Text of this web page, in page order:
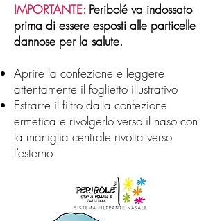
IMPORTANTE: Peribolé va indossato
prima di essere esposti alle particelle
dannose per la salute.
Aprire la confezione e leggere
attentamente il foglietto illustrativo
Estrarre il filtro dalla confezione
ermetica e rivolgerlo verso il naso con
la maniglia centrale rivolta verso
l’esterno